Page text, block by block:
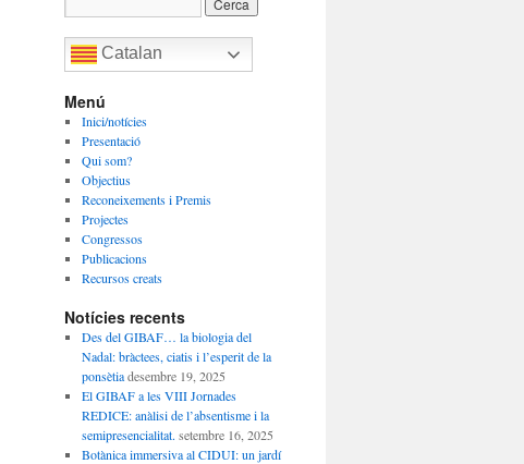
Catalan
Menú
Inici/notícies
Presentació
Qui som?
Objectius
Reconeixements i Premis
Projectes
Congressos
Publicacions
Recursos creats
Notícies recents
Des del GIBAF… la biologia del
Nadal: bràctees, ciatis i l’esperit de la
ponsètia desembre 19, 2025
El GIBAF a les VIII Jornades
REDICE: anàlisi de l’absentisme i la
semipresencialitat. setembre 16, 2025
Botànica immersiva al CIDUI: un jardí